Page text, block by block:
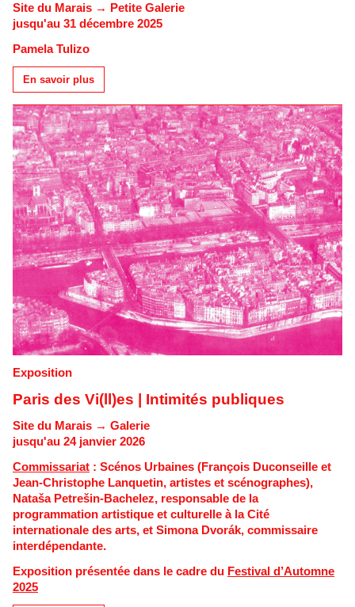
Site du Marais → Petite Galerie
jusqu'au 31 décembre 2025
Pamela Tulizo
En savoir plus
Exposition
Paris des Vi(ll)es | Intimités publiques
Site du Marais → Galerie
jusqu'au 24 janvier 2026
Commissariat : Scénos Urbaines (François Duconseille et
Jean-Christophe Lanquetin, artistes et scénographes),
Nataša Petrešin-Bachelez, responsable de la
programmation artistique et culturelle à la Cité
internationale des arts, et Simona Dvorák, commissaire
interdépendante.
Exposition présentée dans le cadre du Festival d’Automne
2025